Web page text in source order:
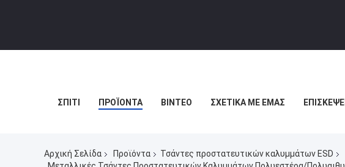
ΣΠΊΤΙ ΠΡΟΪΌΝΤΑ ΒΊΝΤΕΟ ΣΧΕΤΙΚΆ ΜΕ ΕΜΆΣ
Αρχική Σελίδα Προϊόντα
Τσάντες προστατευτικών καλυμμάτων ESD